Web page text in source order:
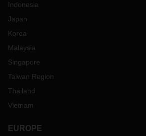
Indonesia
Japan
Korea
Malaysia
Singapore
Taiwan Region
Thailand
Vietnam
EUROPE